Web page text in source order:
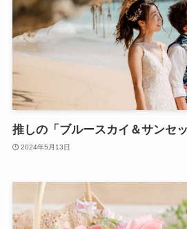
推しの「ブルースカイ＆サンセ
2024年5月13日